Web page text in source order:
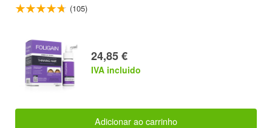
(105)
24,85 €
IVA incluido
Adicionar ao carrinho